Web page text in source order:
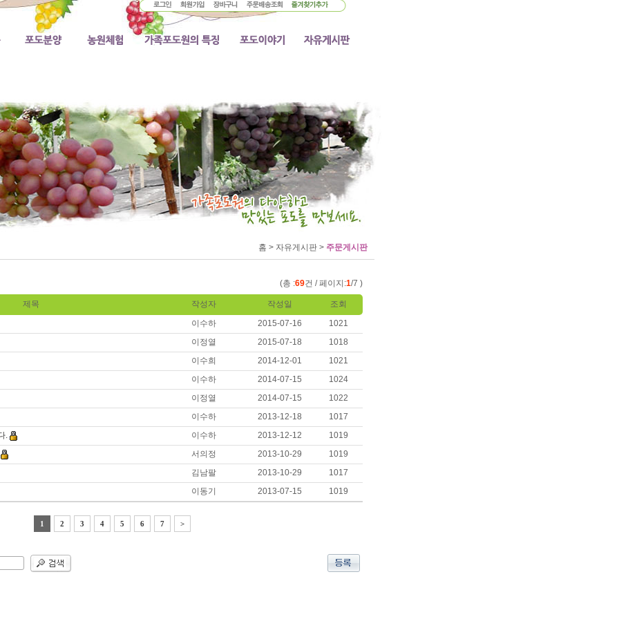
홈 > 자유게시판 > 주문게시판
(총 :69건 / 페이지:1/7 )
제목 작성자 작성일
조회
이수하
2015-07-16
1021
이정열
2015-07-18
1018
이수희
2014-12-01
1021
이수하
2014-07-15
1024
이정열
2014-07-15
1022
이수하
2013-12-18
1017
.
이수하 2013-12-12
1019
서의정
2013-10-29
1019
김남팔
2013-10-29
1017
이동기
2013-07-15 1019
1 2 3 4 5 6 7 >